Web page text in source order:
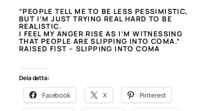
”PEOPLE TELL ME TO BE LESS PESSIMISTIC,
BUT I’M JUST TRYING REAL HARD TO BE
REALISTIC.
I FEEL MY ANGER RISE AS I’M WITNESSING
THAT PEOPLE ARE SLIPPING INTO COMA.”
RAISED FIST – SLIPPING INTO COMA
Dela detta:
Facebook X Pinterest